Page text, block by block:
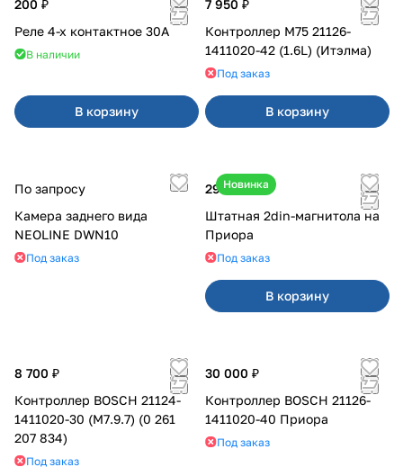
200 ₽
Реле 4-х контактное 30А
В наличии
В корзину
7 950 ₽
Контроллер М75 21126-
1411020-42 (1.6L) (Итэлма)
Под заказ
В корзину
По запросу
Камера заднего вида
NEOLINE DWN10
Под заказ
Новинка
29 000 ₽
Штатная 2din-магнитола на
Приора
Под заказ
В корзину
8 700 ₽
Контроллер BOSCH 21124-
1411020-30 (M7.9.7) (0 261
207 834)
Под заказ
30 000 ₽
Контроллер BOSCH 21126-
1411020-40 Приора
Под заказ